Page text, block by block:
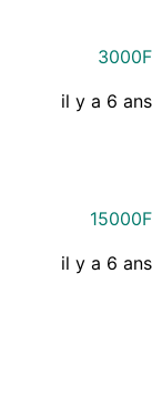
3000F
il y a 6 ans
15000F
il y a 6 ans